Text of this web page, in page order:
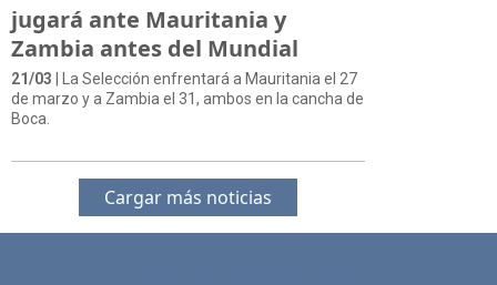
jugará ante Mauritania y
Zambia antes del Mundial
21/03 | La Selección enfrentará a Mauritania el 27
de marzo y a Zambia el 31, ambos en la cancha de
Boca.
Cargar más noticias